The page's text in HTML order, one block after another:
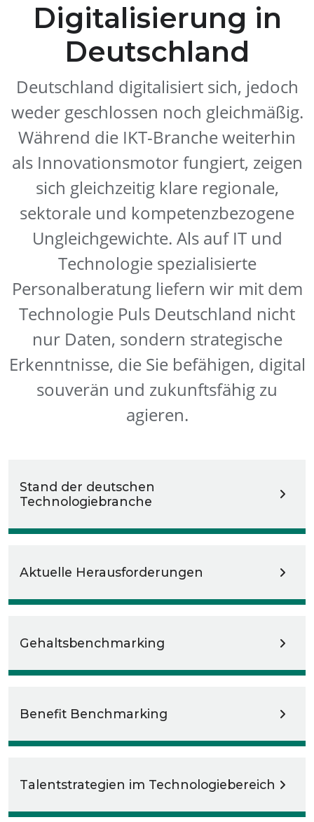
Digitalisierung in
Deutschland
Deutschland digitalisiert sich, jedoch
weder geschlossen noch gleichmäßig.
Während die IKT-Branche weiterhin
als Innovationsmotor fungiert, zeigen
sich gleichzeitig klare regionale,
sektorale und kompetenzbezogene
Ungleichgewichte. Als auf IT und
Technologie spezialisierte
Personalberatung liefern wir mit dem
Technologie Puls Deutschland nicht
nur Daten, sondern strategische
Erkenntnisse, die Sie befähigen, digital
souverän und zukunftsfähig zu
agieren.
Stand der deutschen
Technologiebranche
Aktuelle Herausforderungen
Gehaltsbenchmarking
Benefit Benchmarking
Talentstrategien im Technologiebereich